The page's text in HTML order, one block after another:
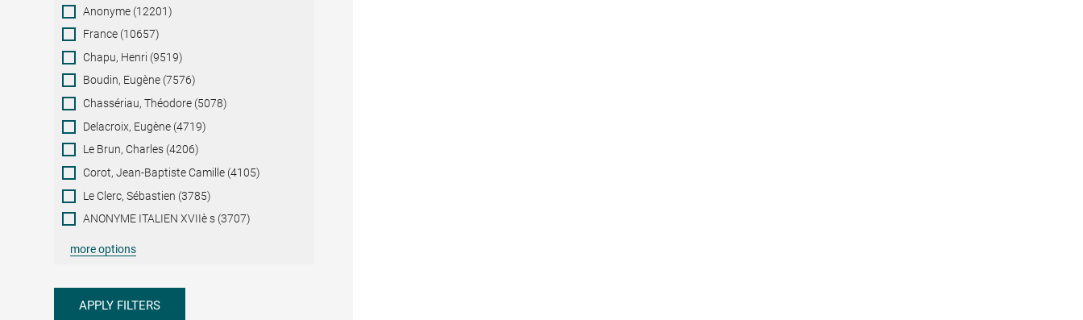
ArtistAnonyme (12201)
France (10657)
Chapu, Henri (9519)
Boudin, Eugène (7576)
Chassériau, Théodore (5078)
Delacroix, Eugène (4719)
Le Brun, Charles (4206)
Corot, Jean-Baptiste Camille (4105)
Le Clerc, Sébastien (3785)
ANONYME ITALIEN XVIIè s (3707)
more options
APPLY FILTERS